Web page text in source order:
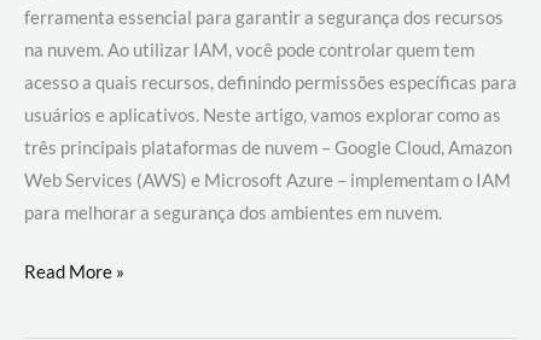
ferramenta essencial para garantir a segurança dos recursos
na nuvem. Ao utilizar IAM, você pode controlar quem tem
acesso a quais recursos, definindo permissões específicas para
usuários e aplicativos. Neste artigo, vamos explorar como as
três principais plataformas de nuvem – Google Cloud, Amazon
Web Services (AWS) e Microsoft Azure – implementam o IAM
para melhorar a segurança dos ambientes em nuvem.
Gerenciamento
Read More »